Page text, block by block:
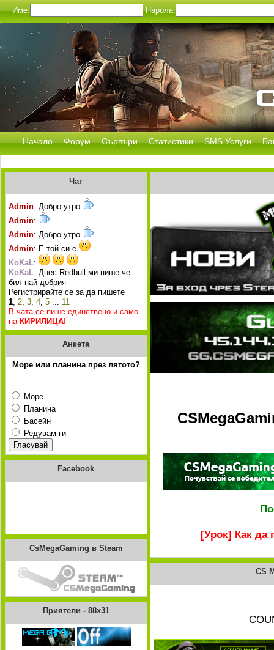
Име: Парола:
Начало Форум Сървъри Статистики SMS Услуги
Чат
Admin: Добро утро
Admin:
Admin: Добро утро
Admin: Е той си е
KoKaL:
KoKaL: Днес Redbull ми пише че
бил най добрия
Регистрирайте се за да пишете
1, 2, 3, 4, 5 ... 11
В чата се пише единствено и само
на КИРИЛИЦА!
Анкета
Море или планина през лятото?
Море
Планина
Басейн
Редувам ги
Facebook
CsMegaGaming в Steam
Приятели - 88x31
[Урок] Как да
CS